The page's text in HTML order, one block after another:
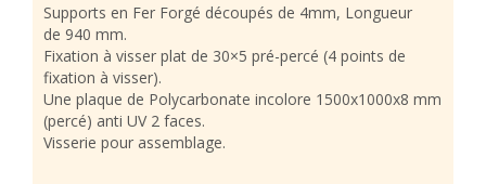
Supports en Fer Forgé découpés de 4mm, Longueur
de 940 mm.
Fixation à visser plat de 30×5 pré-percé (4 points de
fixation à visser).
Une plaque de Polycarbonate incolore 1500x1000x8 mm
(percé) anti UV 2 faces.
Visserie pour assemblage.